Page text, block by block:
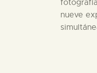
nueve